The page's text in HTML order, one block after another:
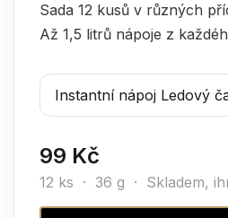
Sada 12 kusů v různých
Až 1,5 litrů nápoje z
99 Kč
12 ks · 36 g · Skladem,